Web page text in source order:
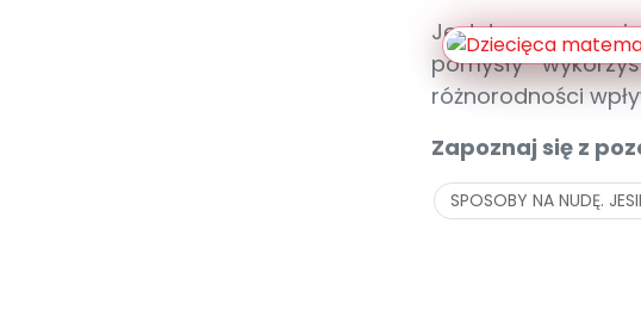
Jest to
pomysły
różnorodności
Zapoznaj się z
SPOSOBY NA NUDĘ.